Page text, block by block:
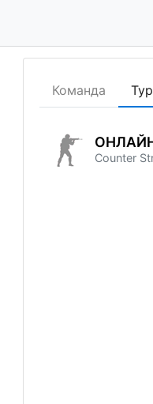
Команда
ОНЛАЙН
Counter